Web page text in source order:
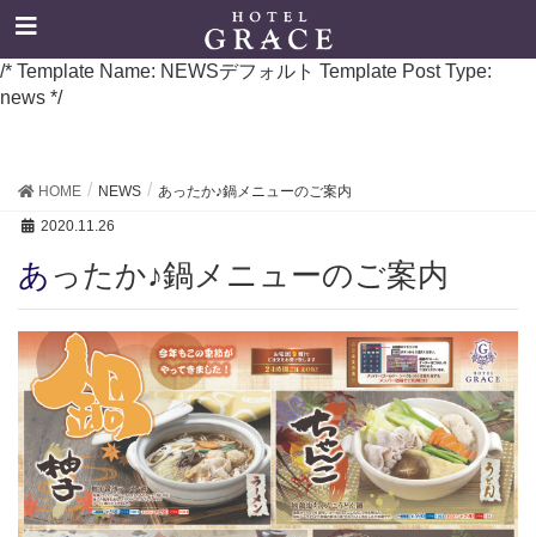
/* Template Name: NEWSデフォルト Template Post Type:
news */
HOME NEWS あったか♪鍋メニューのご案内
2020.11.26
あったか♪鍋メニューのご案内